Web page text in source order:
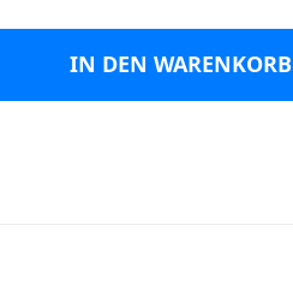
IN DEN WARENKORB